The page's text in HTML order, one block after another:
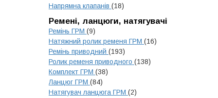
Напрямна клапанів (18)
Ремені, ланцюги, натягувачі
Ремінь ГРМ (9)
Натяжний ролик ременя ГРМ (16)
Ремінь приводний (193)
Ролик ременя приводного (138)
Комплект ГРМ (38)
Ланцюг ГРМ (84)
Натягувач ланцюга ГРМ (2)